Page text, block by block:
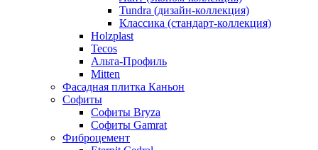
Tundra (дизайн-коллекция)
Классика (стандарт-коллекция)
Holzplast
Tecos
Альта-Профиль
Mitten
Фасадная плитка Каньон
Софиты
Софиты Bryza
Софиты Gamrat
Фиброцемент